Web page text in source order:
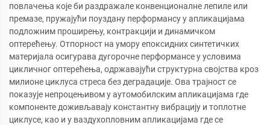
повлачења које би раздражале конвенционалне лепиле или
премазе, пружајући поуздану перформансу у апликацијама
подложним проширењу, контракцији и динамичком
оптерећењу. Отпорност на умору епоксидних синтетичких
материјала осигурава дугорочне перформансе у условима
цикличног оптерећења, одржавајући структурна својства кроз
милионе циклуса стреса без деградације. Ова трајност се
показује непроцењивом у аутомобилским апликацијама где
компоненте доживљавају константну вибрацију и топлотне
циклусе, као и у ваздухопловним апликацијама где се